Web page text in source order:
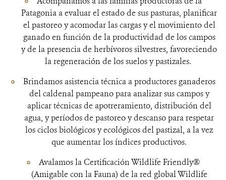
Patagonia a evaluar el estado de sus pasturas, planificar
el pastoreo y acomodar las cargas y el movimiento del
ganado en función de la productividad de los campos
y de la presencia de herbívoros silvestres, favoreciendo
la regeneración de los suelos y pastizales.
Brindamos asistencia técnica a productores ganaderos
del caldenal pampeano para analizar sus campos y
aplicar técnicas de apotreramiento, distribución del
agua, y períodos de pastoreo y descanso para respetar
los ciclos biológicos y ecológicos del pastizal, a la vez
que aumentar los índices productivos.
Avalamos la Certificación Wildlife Friendly®
(Amigable con la Fauna) de la red global Wildlife